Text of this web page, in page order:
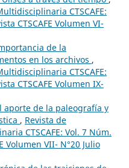
CTSCAFE:
CTSCAFE Volumen VI-
de la
en los archivos ,
CTSCAFE:
CTSCAFE Volumen IX-
aporte de la paleografía y
, Revista de
CTSCAFE: Vol. 7 Núm.
Volumen VII- N°20 Julio